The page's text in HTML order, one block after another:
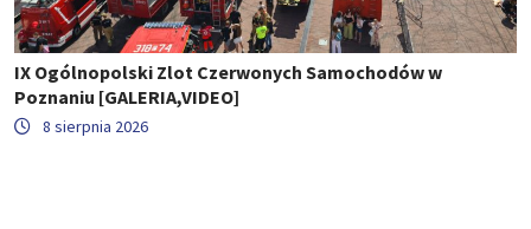
IX Ogólnopolski Zlot Czerwonych Samochodów w
Poznaniu [GALERIA,VIDEO]
8 sierpnia 2026